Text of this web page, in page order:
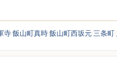
寺飯山町真時飯山町西坂元 三条町